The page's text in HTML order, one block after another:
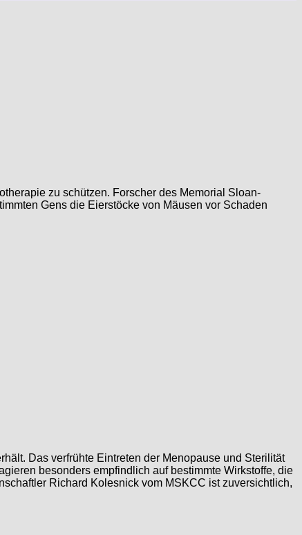
zu schützen. Forscher des Memorial Sloan-
Gens die Eierstöcke von Mäusen vor Schaden
Das verfrühte Eintreten der Menopause und Sterilität
besonders empfindlich auf bestimmte Wirkstoffe, die
Richard Kolesnick vom MSKCC ist zuversichtlich,